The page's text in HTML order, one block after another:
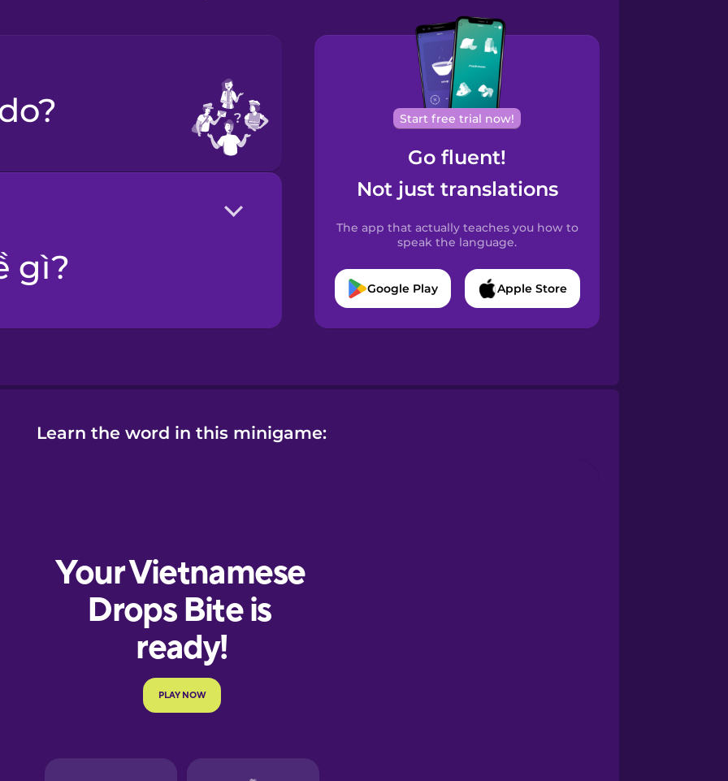
gì?
Start free trial now!
Go fluent!
Not just translations
The app that actually teaches you how to
speak the language.
Google Play Apple Store
Learn the word in this minigame: